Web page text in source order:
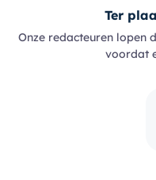
Ter
Onze redacteuren lopen
voordat